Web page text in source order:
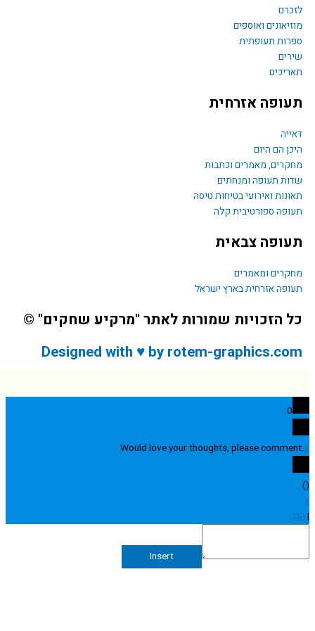
o
o
k
ואוספים
תעופתית
אזרחית
הם היום
מאמרים וכתבות
תעופה ומנחתים
ואירועי בטיחות טיסה
ספורטיבית קלה
צבאית
ומאמרים
אזרחית בארץ ישראל
הזכויות שמורות לאתר "מרקיע שחקים" ©
Designed with ♥ by rotem-
Would love your thoughts, please
Insert